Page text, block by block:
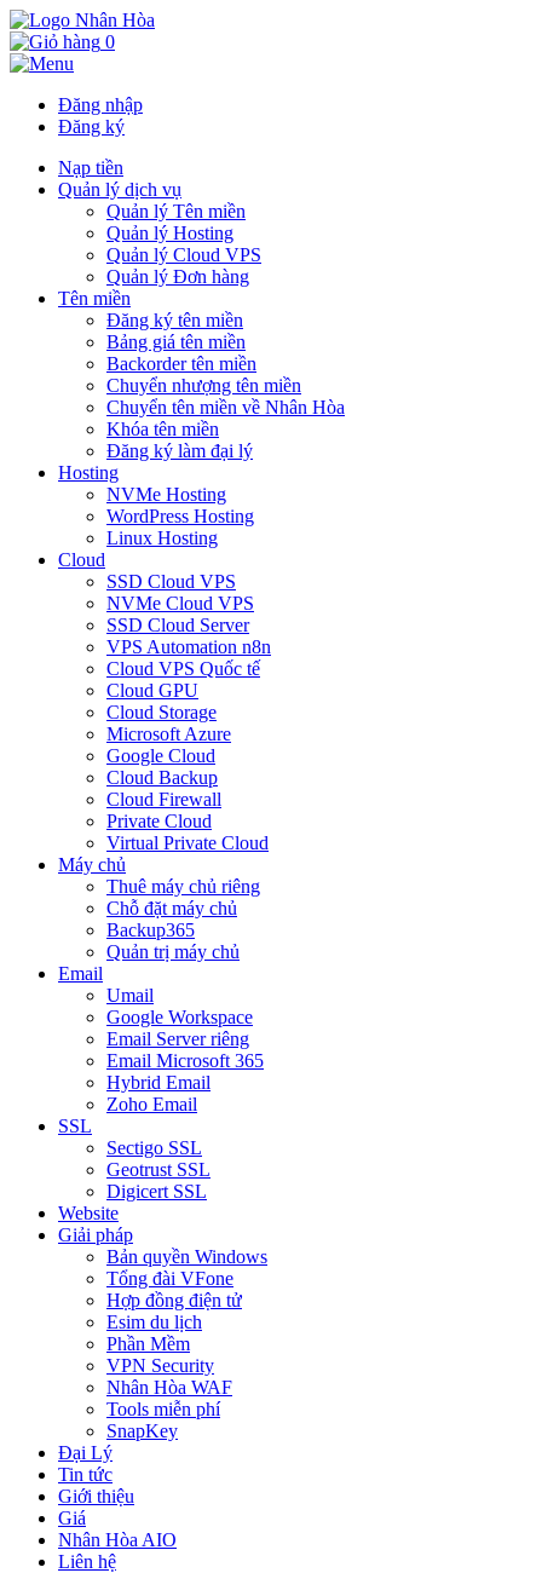
0
Đăng nhập
Đăng ký
Nạp tiền
Quản lý dịch vụ
Quản lý Tên miền
Quản lý Hosting
Quản lý Cloud VPS
Quản lý Đơn hàng
Tên miền
Đăng ký tên miền
Bảng giá tên miền
Backorder tên miền
Chuyển nhượng tên miền
Chuyển tên miền về Nhân Hòa
Khóa tên miền
Đăng ký làm đại lý
Hosting
NVMe Hosting
WordPress Hosting
Linux Hosting
Cloud
SSD Cloud VPS
NVMe Cloud VPS
SSD Cloud Server
VPS Automation n8n
Cloud VPS Quốc tế
Cloud GPU
Cloud Storage
Microsoft Azure
Google Cloud
Cloud Backup
Cloud Firewall
Private Cloud
Virtual Private Cloud
Máy chủ
Thuê máy chủ riêng
Chỗ đặt máy chủ
Backup365
Quản trị máy chủ
Email
Umail
Google Workspace
Email Server riêng
Email Microsoft 365
Hybrid Email
Zoho Email
SSL
Sectigo SSL
Geotrust SSL
Digicert SSL
Website
Giải pháp
Bản quyền Windows
Tổng đài VFone
Hợp đồng điện tử
Esim du lịch
Phần Mềm
VPN Security
Nhân Hòa WAF
Tools miễn phí
SnapKey
Đại Lý
Tin tức
Giới thiệu
Giá
Nhân Hòa AIO
Liên hệ